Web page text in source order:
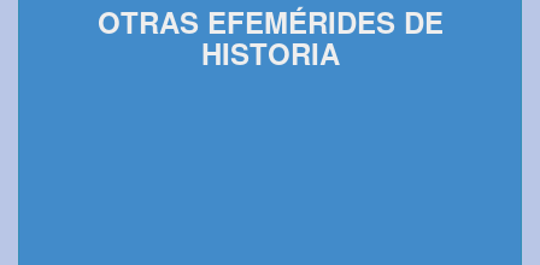
OTRAS EFEMÉRIDES DE
HISTORIA